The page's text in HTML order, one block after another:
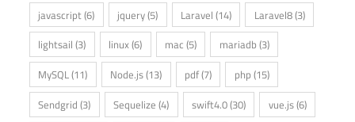
javascript(6) jquery(5) Laravel (14) Laravel8(3)
lightsail (3) linux(6) mac (5) mariadb (3)
MySQL(11) Node.js(13) pdf(7) php(15)
Sendgrid (3) Sequelize (4) swift4.0(30) vue.js(6)